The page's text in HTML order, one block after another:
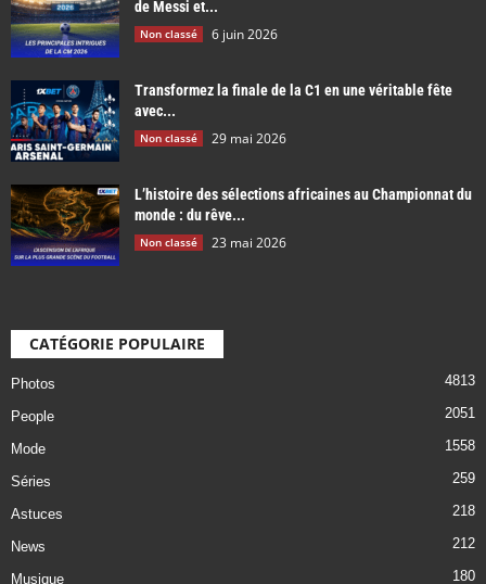
de Messi et...
Non classé 6 juin 2026
Transformez la finale de la C1 en une véritable fête
avec...
Non classé 29 mai 2026
L’histoire des sélections africaines au Championnat du
monde : du rêve...
Non classé 23 mai 2026
CATÉGORIE POPULAIRE
Photos 4813
People 2051
Mode 1558
Séries 259
Astuces 218
News 212
Musique 180